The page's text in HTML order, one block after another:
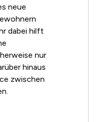
neue
dabei hilft
nur
hinaus
zwischen